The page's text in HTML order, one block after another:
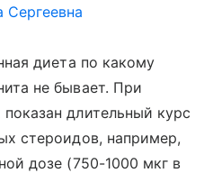
Сергеевна
диета по какому
не бывает. При
длительный курс
стероидов, например,
дозе (750-1000 мкг в